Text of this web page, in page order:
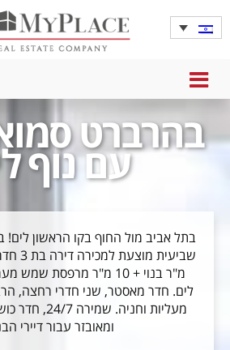
MENU
עם נוף
בתל אביב מול החוף בקו הראשון לים!
מ"ר בנוי + 10 מ"ר מרפסת
לים. חדר מאסטר, שני חדרי רחצה,
מעליות וחניה.
ומאובזר עבור דיירי